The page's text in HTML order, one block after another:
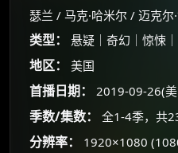
瑟兰 / 马克·哈米尔 / 迈克尔
类型： 悬疑｜奇幻｜惊悚
地区： 美国
首播日期： 2019-09-26(
季数/集数： 全1-4季，共
分辨率： 1920×1080